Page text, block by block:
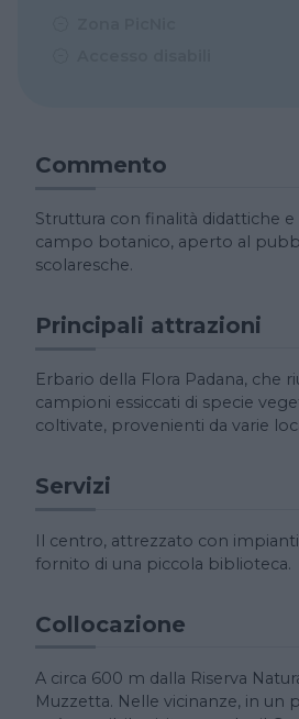
Commento
Struttura con finalità didattiche
campo botanico, aperto al
scolaresche.
Principali attrazioni
Erbario della Flora Padana, che
campioni essiccati di specie
coltivate, provenienti da varie
Servizi
Il centro, attrezzato con
fornito di una piccola biblioteca.
Collocazione
A circa 600 m dalla Riserva
Muzzetta. Nelle vicinanze, in un